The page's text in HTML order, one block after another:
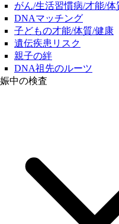
がん/生活習慣病/才能/体
DNAマッチング
子どもの才能/体質/健康
遺伝疾患リスク
親子の絆
DNA祖先のルーツ
中の検査